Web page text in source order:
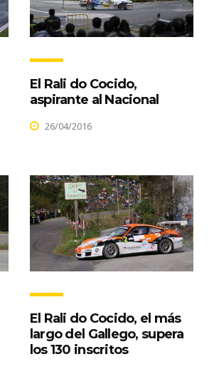
El Rali do Cocido,
aspirante al Nacional
26/04/2016
El Rali do Cocido, el más
largo del Gallego, supera
los 130 inscritos